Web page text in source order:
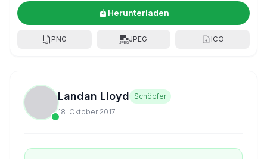
Herunterladen
PNG JPEG ICO
Landan Lloyd
Schöpfer
18. Oktober 2017